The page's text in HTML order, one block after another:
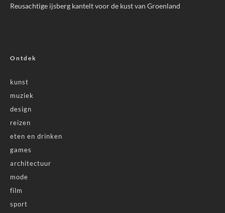
Reusachtige ijsberg kantelt voor de kust van Groenland
Ontdek
kunst
muziek
design
reizen
eten en drinken
games
architectuur
mode
film
sport